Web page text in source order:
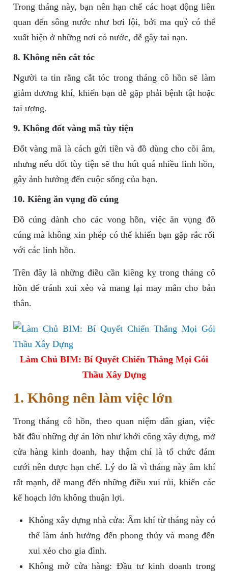
Trong tháng này, bạn nên hạn chế các hoạt động liên
quan đến sông nước như bơi lội, bởi ma quỷ có thể
xuất hiện ở những nơi có nước, dễ gây tai nạn.
8. Không nên cắt tóc
Người ta tin rằng cắt tóc trong tháng cô hồn sẽ làm
giảm dương khí, khiến bạn dễ gặp phải bệnh tật hoặc
tai ương.
9. Không đốt vàng mã tùy tiện
Đốt vàng mã là cách gửi tiền và đồ dùng cho cõi âm,
nhưng nếu đốt tùy tiện sẽ thu hút quá nhiều linh hồn,
gây ảnh hưởng đến cuộc sống của bạn.
10. Kiêng ăn vụng đồ cúng
Đồ cúng dành cho các vong hồn, việc ăn vụng đồ
cúng mà không xin phép có thể khiến bạn gặp rắc rối
với các linh hồn.
Trên đây là những điều cần kiêng kỵ trong tháng cô
hồn để tránh xui xẻo và mang lại may mắn cho bản
thân.
Làm Chủ BIM: Bí Quyết Chiến Thắng Mọi Gói
Thầu Xây Dựng
1. Không nên làm việc lớn
Trong tháng cô hồn, theo quan niệm dân gian, việc
bắt đầu những dự án lớn như khởi công xây dựng, mở
cửa hàng kinh doanh, hay thậm chí là tổ chức đám
cưới nên được hạn chế. Lý do là vì tháng này âm khí
rất mạnh, dễ mang đến những điều xui rủi, khiến các
kế hoạch lớn không thuận lợi.
Không xây dựng nhà cửa: Âm khí từ tháng này có
thể làm ảnh hưởng đến phong thủy và mang đến
xui xẻo cho gia đình.
Không mở cửa hàng: Đầu tư kinh doanh trong